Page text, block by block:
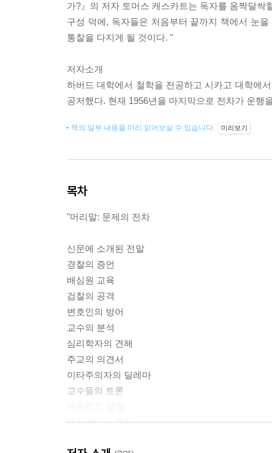
가?』의 저자 토머스 캐스카트는 독자를 옴짝달
구성 덕에, 독자들은 처음부터 끝까지 책에서 눈
통찰을 다지게 될 것이다. "
저자소개
하버드 대학에서 철학을 전공하고 시카고 대학에
공저했다. 현재 1956년을 마지막으로 전차가 운행
책의 일부 내용을 미리 읽어보실 수 있습니다. 미리보기
목차
"머리말: 문제의 전차
신문에 소개된 전말
경찰의 증언
배심원 교육
검찰의 공격
변호인의 방어
교수의 분석
심리학자의 견해
주교의 의견서
이타주의자의 딜레마
교수들의 토론
배심원단의 결정